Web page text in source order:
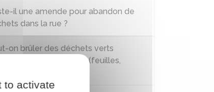
il une amende pour abandon de
dans la rue ?
on brûler des déchets verts
dans son jardin (feuilles,
to activate